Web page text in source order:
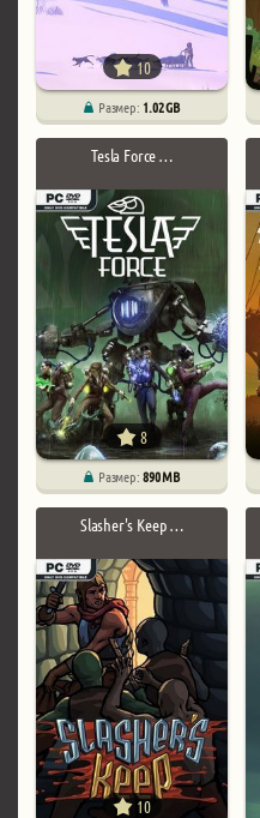
10
Размер: 1.02 GB
Tesla Force …
8
Размер:890 MB
Slasher's Keep …
10